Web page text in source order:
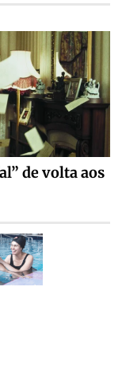
de volta aos